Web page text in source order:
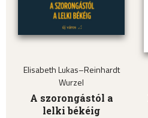
Elisabeth Lukas–Reinhardt
Wurzel
A szorongástól a
lelki békéig